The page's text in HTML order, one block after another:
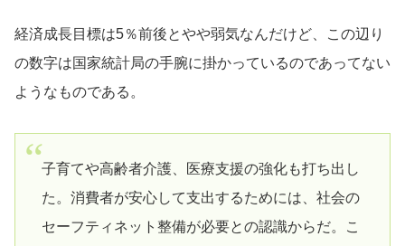
経済成長目標は5％前後とやや弱気なんだけど、この辺り
の数字は国家統計局の手腕に掛かっているのであってない
ようなものである。
子育てや高齢者介護、医療支援の強化も打ち出し
た。消費者が安心して支出するためには、社会の
セーフティネット整備が必要との認識からだ。こ